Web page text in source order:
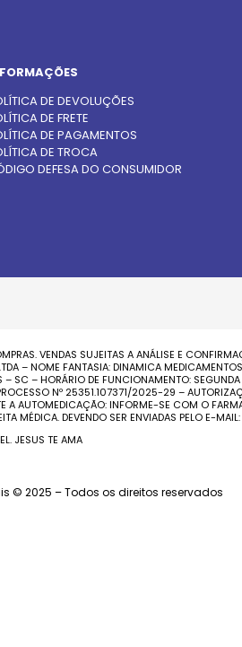
DE DEVOLUÇÕES
DE FRETE
DE PAGAMENTOS
DE TROCA
DEFESA DO CONSUMIDOR
VENDAS SUJEITAS A ANÁLISE E
– NOME FANTASIA: DINAMICA
SC – HORÁRIO DE FUNCIONAMENTO:
Nº 25351.107371/2025-29 –
A AUTOMEDICAÇÃO: INFORME-SE COM O
MÉDICA. DEVENDO SER ENVIADAS PELO E-
JESUS TE AMA
© 2025 – Todos os direitos reservados